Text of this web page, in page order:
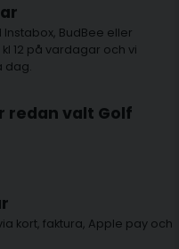
BudBee eller
12 på vardagar och vi
dag.
redan valt Golf
kort, faktura, Apple pay och